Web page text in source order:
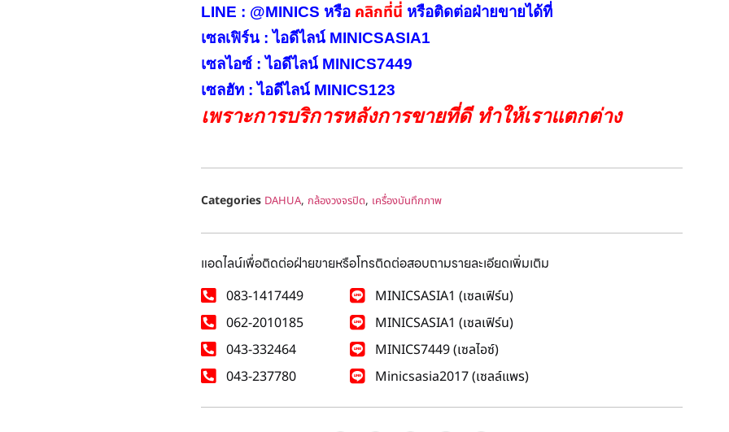
LINE : @MINICS หรือ คลิกที่นี่ หรือติดต่อฝ่ายขายได้ที่
เซลเฟิร์น : ไอดีไลน์ MINICSASIA1
เซลไอซ์ : ไอดีไลน์ MINICS7449
เซลฮัท : ไอดีไลน์ MINICS123
เพราะการบริการหลังการขายที่ดี ทำให้เราแตกต่าง
Categories DAHUA, กล้องวงจรปิด, เครื่องบันทึกภาพ
แอดไลน์เพื่อติดต่อฝ่ายขายหรือโทรติดต่อสอบถามรายละเอียดเพิ่มเติม
083-1417449
062-2010185
043-332464
043-237780
MINICSASIA1 (เซลเฟิร์น)
MINICSASIA1 (เซลเฟิร์น)
MINICS7449 (เซลไอซ์)
Minicsasia2017 (เซลล์แพร)